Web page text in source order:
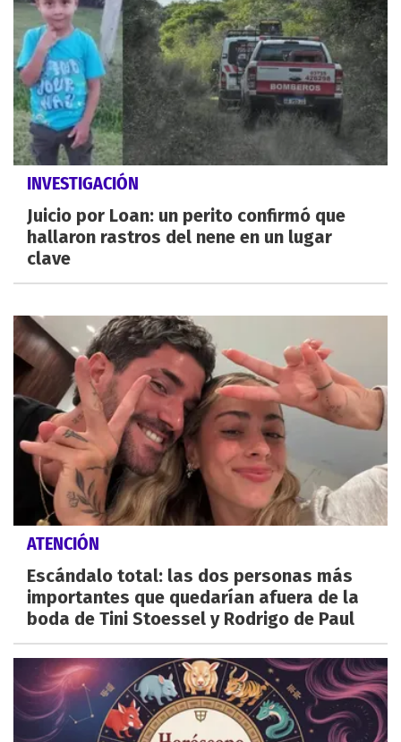
INVESTIGACIÓN
Juicio por Loan: un perito confirmó que
hallaron rastros del nene en un lugar
clave
ATENCIÓN
Escándalo total: las dos personas más
importantes que quedarían afuera de la
boda de Tini Stoessel y Rodrigo de Paul